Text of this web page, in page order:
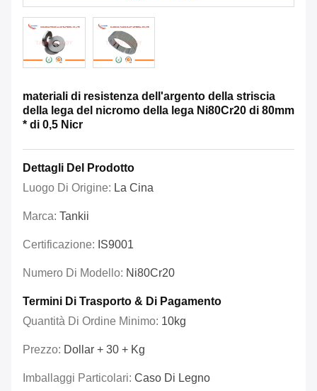
materiali di resistenza dell'argento della striscia
della lega del nicromo della lega Ni80Cr20 di 80mm
* di 0,5 Nicr
Dettagli Del Prodotto
Luogo Di Origine: La Cina
Marca: Tankii
Certificazione: IS9001
Numero Di Modello: Ni80Cr20
Termini Di Trasporto & Di Pagamento
Quantità Di Ordine Minimo: 10kg
Prezzo: Dollar + 30 + Kg
Imballaggi Particolari: Caso Di Legno